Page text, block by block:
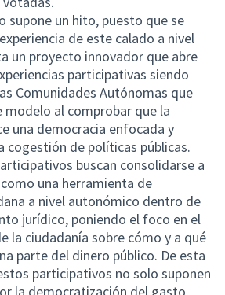
supone un hito, puesto que se
de este calado a nivel
un proyecto innovador que abre
participativas siendo
Comunidades Autónomas que
modelo al comprobar que la
una democracia enfocada y
cogestión de políticas públicas.
buscan consolidarse a
una herramienta de
a nivel autonómico dentro de
jurídico, poniendo el foco en el
la ciudadanía sobre cómo y a qué
parte del dinero público. De esta
participativos no solo suponen